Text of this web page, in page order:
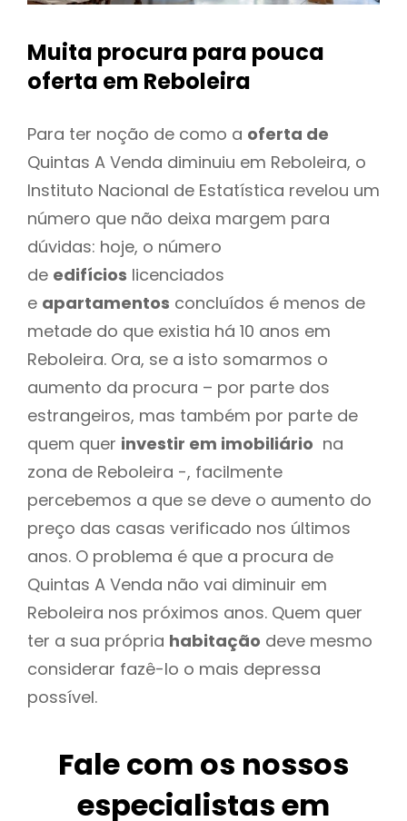
Muita procura para pouca
oferta em Reboleira
Para ter noção de como a oferta de
Quintas A Venda diminuiu em Reboleira, o
Instituto Nacional de Estatística revelou um
número que não deixa margem para
dúvidas: hoje, o número
de edifícios licenciados
e apartamentos concluídos é menos de
metade do que existia há 10 anos em
Reboleira. Ora, se a isto somarmos o
aumento da procura – por parte dos
estrangeiros, mas também por parte de
quem quer investir em imobiliário na
zona de Reboleira -, facilmente
percebemos a que se deve o aumento do
preço das casas verificado nos últimos
anos. O problema é que a procura de
Quintas A Venda não vai diminuir em
Reboleira nos próximos anos. Quem quer
ter a sua própria habitação deve mesmo
considerar fazê-lo o mais depressa
possível.
Fale com os nossos
especialistas em